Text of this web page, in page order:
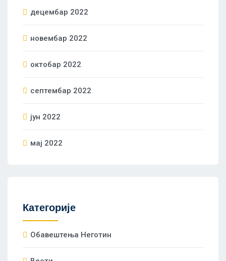
децембар 2022
новембар 2022
октобар 2022
септембар 2022
јун 2022
мај 2022
Категорије
Oбавештења Неготин